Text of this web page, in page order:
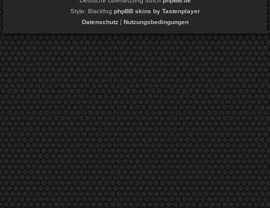
Style: Blackfog phpBB skins by Tastenplayer
Datenschutz| Nutzungsbedingungen